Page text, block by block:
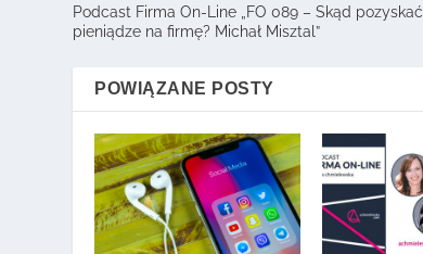
Podcast Firma On-Line „FO 089 – Skąd pozyskać
pieniądze na firmę? Michał Misztal”
POWIĄZANE POSTY